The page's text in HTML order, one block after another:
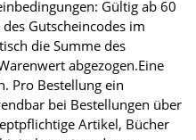
Gültig ab 60
Gutscheincodes im
die Summe des
abgezogen.Eine
Pro Bestellung ein
bei Bestellungen über
Artikel, Bücher